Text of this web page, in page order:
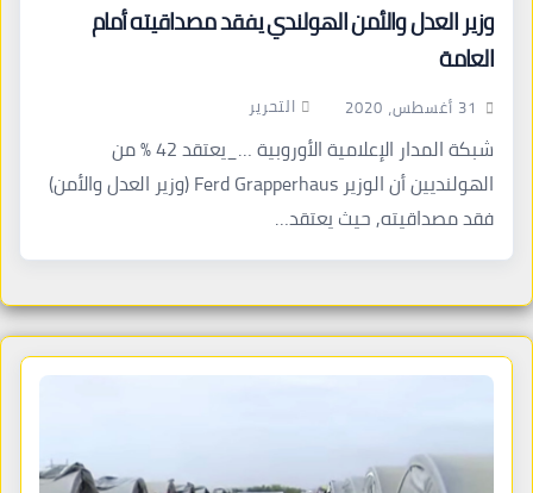
وزير العدل والأمن الهولندي يفقد مصداقيته أمام
العامة
31 أغسطس، 2020 التحرير
شبكة المدار الإعلامية الأوروبية …_يعتقد 42 % من
الهولنديين أن الوزير Ferd Grapperhaus (وزير العدل والأمن)
فقد مصداقيته, حيث يعتقد…